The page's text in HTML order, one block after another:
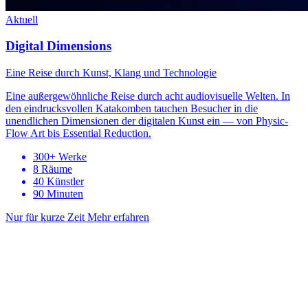
Aktuell
Digital Dimensions
Eine Reise durch Kunst, Klang und Technologie
Eine außergewöhnliche Reise durch acht audiovisuelle Welten. In
den eindrucksvollen Katakomben tauchen Besucher in die
unendlichen Dimensionen der digitalen Kunst ein — von Physic-
Flow Art bis Essential Reduction.
300+ Werke
8 Räume
40 Künstler
90 Minuten
Nur für kurze Zeit Mehr erfahren